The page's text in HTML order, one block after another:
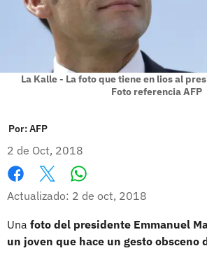
La Kalle - La foto que tiene en lios al
Foto referencia AFP
Por:AFP
2 de Oct, 2018
Facebook
X
Actualizado: 2 de oct, 2018
Una foto del presidente Emmanuel
un joven que hace un gesto obsceno